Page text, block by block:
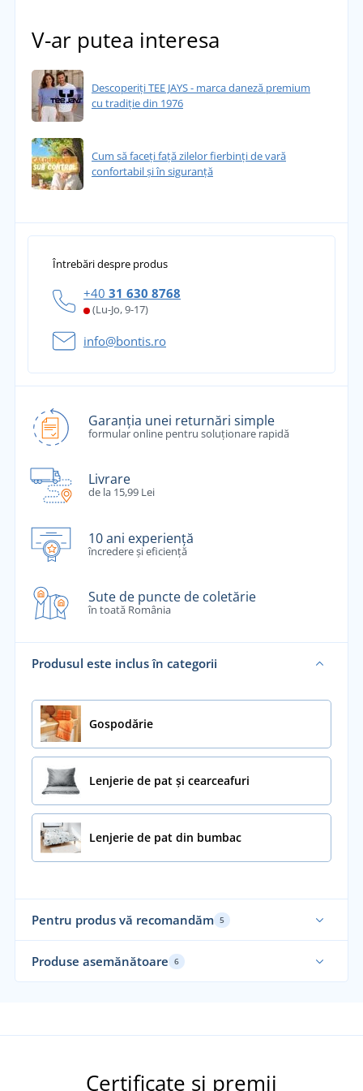
V-ar putea interesa
Descoperiți TEE JAYS - marca daneză premium
cu tradiție din 1976
Cum să faceți față zilelor fierbinți de vară
confortabil și în siguranță
Întrebări despre produs
+40 31 630 8768
(Lu-Jo, 9-17)
info@bontis.ro
Garanția unei returnări simple
formular online pentru soluționare rapidă
Livrare
de la 15,99 Lei
10 ani experiență
încredere și eficiență
Sute de puncte de coletărie
în toată România
Produsul este inclus în categorii
Gospodărie
Lenjerie de pat și cearceafuri
Lenjerie de pat din bumbac
Pentru produs vă recomandăm 5
Fabricat în Cehia
Produse asemănătoare 6
Certificate și premii